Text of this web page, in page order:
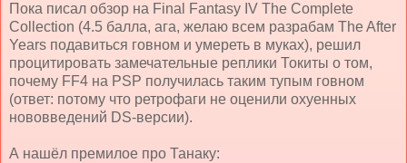
Пока писал обзор на Final Fantasy IV The Complete
Collection (4.5 балла, ага, желаю всем разрабам The After
Years подавиться говном и умереть в муках), решил
процитировать замечательные реплики Токиты о том,
почему FF4 на PSP получилась таким тупым говном
(ответ: потому что ретрофаги не оценили охуенных
нововведений DS-версии).
А нашёл премилое про Танаку: